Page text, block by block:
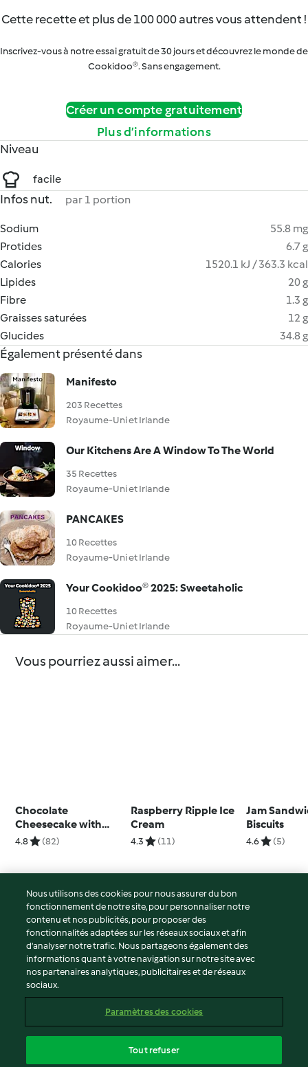
Cette recette et plus de 100 000 autres vous attendent !
Inscrivez-vous à notre essai gratuit de 30 jours et découvrez le monde de
Cookidoo®. Sans engagement.
Créer un compte gratuitement
Plus d’informations
Niveau
facile
Infos nut. par 1 portion
Sodium
55.8 mg
Protides
6.7 g
Calories
1520.1 kJ / 363.3 kcal
Lipides
20 g
Fibre
1.3 g
Graisses saturées
12 g
Glucides
34.8 g
Également présenté dans
Manifesto
203 Recettes
Royaume-Uni et Irlande
Our Kitchens Are A Window To The World
35 Recettes
Royaume-Uni et Irlande
PANCAKES
10 Recettes
Royaume-Uni et Irlande
Your Cookidoo® 2025: Sweetaholic
10 Recettes
Royaume-Uni et Irlande
Vous pourriez aussi aimer...
Chocolate
Cheesecake with
Marshmallow
4.8 (82)
Raspberry Ripple Ice
Cream
4.3 (11)
Jam
Biscuits
4.6 (5)
© Copyright 2026
Conditions d'utilisation
Politique de confidentialité
Non-responsabilité
Mentions légales
Contenu du rapport
Déclaration d'accessibilité
Nous utilisons des cookies pour nous assurer du bon
fonctionnement de notre site, pour personnaliser notre
contenu et nos publicités, pour proposer des
fonctionnalités adaptées sur les réseaux sociaux et afin
d’analyser notre trafic. Nous partageons également des
informations quant à votre navigation sur notre site avec
nos partenaires analytiques, publicitaires et de réseaux
sociaux.
Paramètres des cookies
Tout refuser